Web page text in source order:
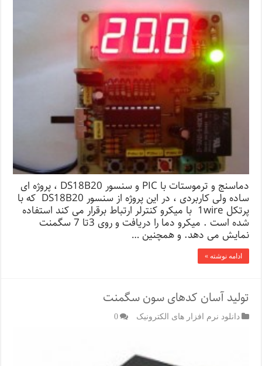
دماسنج و ترموستات با PIC و سنسور DS18B20 ، پروژه ای
ساده ولی کاربردی ، در این پروژه از سنسور DS18B20 که با
پرتکل 1wire با میکرو کنترلر ارتباط برقرار می کند استفاده
شده است . میکرو دما را دریافت و روی 3تا 7 سگمنت
نمایش می دهد. و همچنین …
ادامه نوشته »
تولید آسان کدهای سون سگمنت
دانلود نرم افزار های الکترونیک 0